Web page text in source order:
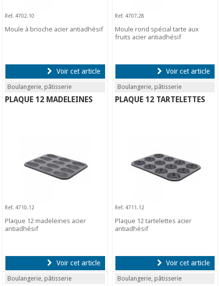
Ref. 4702.10
Moule à brioche acier antiadhésif
Voir cet article
Ref. 4707.28
Moule rond spécial tarte aux
fruits acier antiadhésif
Voir cet article
Boulangerie, pâtisserie
PLAQUE 12 MADELEINES
Ref. 4710.12
Plaque 12 madeleines acier
antiadhésif
Voir cet article
Boulangerie, pâtisserie
PLAQUE 12 TARTELETTES
Ref. 4711.12
Plaque 12 tartelettes acier
antiadhésif
Voir cet article
Boulangerie, pâtisserie Boulangerie, pâtisserie